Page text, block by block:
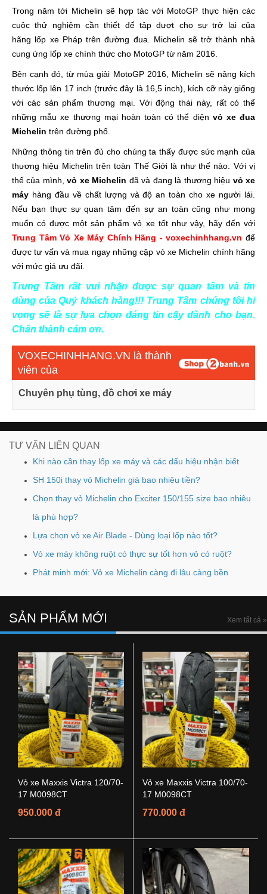
Trong năm tới Michelin sẽ hợp tác với MotoGP thực hiện các
cuộc thử nghiệm cần thiết để tập dượt cho sự trở lại của
hãng lốp xe Pháp trên đường đua. Michelin sẽ trở thành nhà
cung ứng lốp xe chính thức cho MotoGP từ năm 2016.
Bên cạnh đó, từ mùa giải MotoGP 2016, Michelin sẽ nâng kích
thước lốp lên 17 inch (trước đây là 16,5 inch), kích cỡ này giống
với các sản phẩm thương mại. Với động thái này, rất có thể
những mẫu xe thương mại hoàn toàn có thể diện vỏ xe đua
Michelin trên đường phố.
Những thông tin trên đủ cho chúng ta thấy được sức mạnh của
thương hiệu Michelin trên toàn Thế Giới là như thế nào. Với vị
thế của mình,vỏ xe Michelin đã và đang là thương hiệu vỏ xe
máy hàng đầu về chất lượng và độ an toàn cho xe người lái.
Nếu bạn thực sự quan tâm đến sự an toàn cũng như mong
muốn có được một sản phẩm vỏ xe tốt như vậy, hãy đến với
Trung Tâm Vỏ Xe Máy Chính Hãng - voxechinhhang.vn để
được tư vấn và mua ngay những cặp vỏ xe Michelin chính hãng
với mức giá ưu đãi.
Trung Tâm rất vui nhận được sự quan tâm và tin
dùng của Quý khách hàng!!! Trung Tâm chúng tôi hi
vọng sẽ là sự lựa chọn đáng tin cậy dành cho bạn.
Chân thành cảm ơn.
VOXECHINHHANG.VN là thành
viên của
Chuyên phụ tùng, đồ chơi xe máy
TƯ VẤN LIÊN QUAN
Khi nào cần thay lốp xe máy và các dấu hiệu nhận biết
SH 150i thay vỏ Michelin giá bao nhiêu tiền?
Chọn thay vỏ Michelin cho Exciter 150/155 size bao nhiêu
là phù hợp?
Lựa chọn vỏ xe Air Blade - Dùng loại lốp nào tốt?
Vỏ xe máy không ruột có thực sự tốt hơn vỏ có ruột?
Phát minh mới: Vỏ xe Michelin càng đi lâu càng bền
SẢN PHẨM MỚI Xem tất cả »
Vỏ xe Maxxis Victra 120/70-
17 M0098CT
950.000 đ
Vỏ xe Maxxis Victra 100/70-
17 M0098CT
770.000 đ